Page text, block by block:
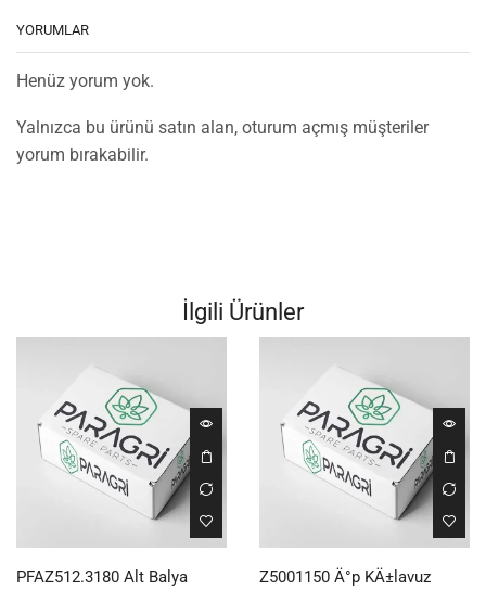
YORUMLAR
Henüz yorum yok.
Yalnızca bu ürünü satın alan, oturum açmış müşteriler
yorum bırakabilir.
İlgili Ürünler
PFAZ512.3180 Alt Balya
Z5001150 Ä°p KÄ±lavuz